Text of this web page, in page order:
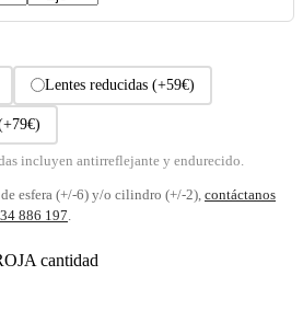
Lentes reducidas (+59€)
incluyen antirreflejante y endurecido.
esfera (+/-6) y/o cilindro (+/-2), contáctanos
886 197
cantidad